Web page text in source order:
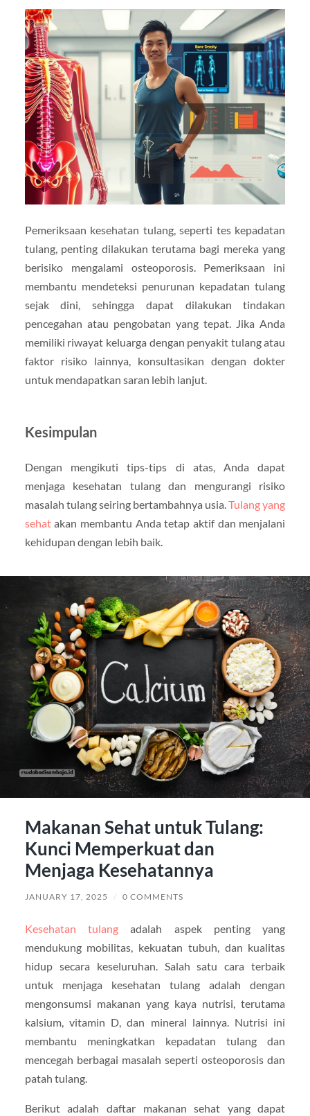
Pemeriksaan kesehatan tulang, seperti tes kepadatan
tulang, penting dilakukan terutama bagi mereka yang
berisiko mengalami osteoporosis. Pemeriksaan ini
membantu mendeteksi penurunan kepadatan tulang
sejak dini, sehingga dapat dilakukan tindakan
pencegahan atau pengobatan yang tepat. Jika Anda
memiliki riwayat keluarga dengan penyakit tulang atau
faktor risiko lainnya, konsultasikan dengan dokter
untuk mendapatkan saran lebih lanjut.
Kesimpulan
Dengan mengikuti tips-tips di atas, Anda dapat
menjaga kesehatan tulang dan mengurangi risiko
masalah tulang seiring bertambahnya usia.Tulang yang
sehatakan membantu Anda tetap aktif dan menjalani
kehidupan dengan lebih baik.
Makanan Sehat untuk Tulang:
Kunci Memperkuat dan
Menjaga Kesehatannya
JANUARY 17, 2025 / 0 COMMENTS
Kesehatan tulang adalah aspek penting yang
mendukung mobilitas, kekuatan tubuh, dan kualitas
hidup secara keseluruhan. Salah satu cara terbaik
untuk menjaga kesehatan tulang adalah dengan
mengonsumsi makanan yang kaya nutrisi, terutama
kalsium, vitamin D, dan mineral lainnya. Nutrisi ini
membantu meningkatkan kepadatan tulang dan
mencegah berbagai masalah seperti osteoporosis dan
patah tulang.
Berikut adalah daftar makanan sehat yang dapat